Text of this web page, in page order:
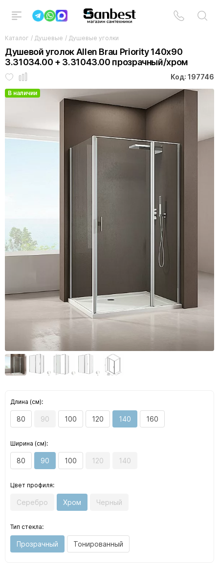
Каталог / Душевые / Душевые уголки
Душевой уголок Allen Brau Priority 140x90
3.31034.00 + 3.31043.00 прозрачный/хром
Код: 197746
В наличии
Длина (см):
80 90 100 120 140 160
Ширина (см):
80 90 100 120 140
Цвет профиля:
Серебро Хром Черный
Тип стекла:
Прозрачный Тонированный